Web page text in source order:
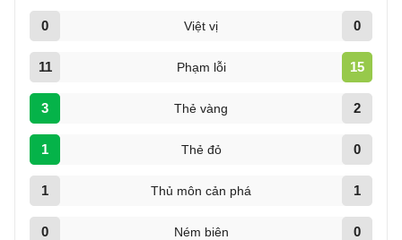
0 Việt vị 0
11 Phạm lỗi 15
3 Thẻ vàng 2
1 Thẻ đỏ 0
1 Thủ môn cản phá 1
0 Ném biên 0